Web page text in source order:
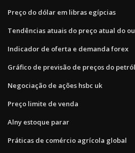
Preço do dólar em libras egípcias
Tendências atuais do preço atual do
Indicador de oferta e demanda forex
Gráfico de previsão de preços do
Negociação de ações hsbc uk
Preço limite de venda
Alny estoque parar
Práticas de comércio agrícola global